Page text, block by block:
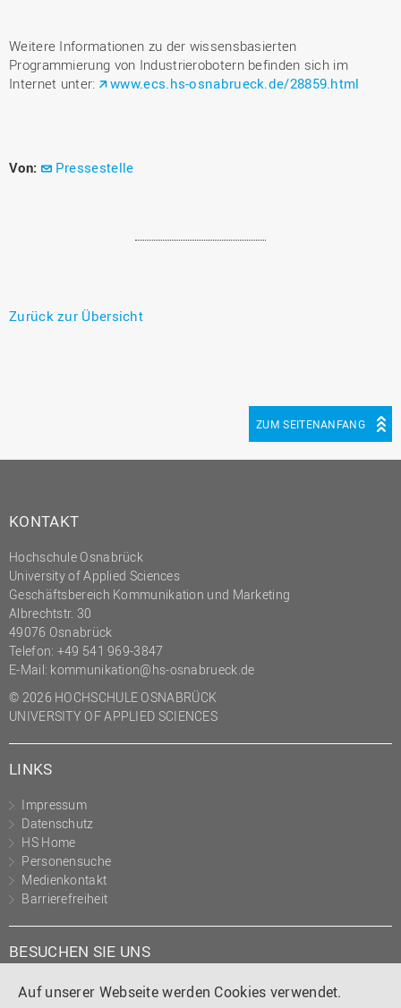
Auf unserer Webseite werden Cookies verwendet.
Weitere Informationen zu der wissensbasierten
Programmierung von Industrierobotern befinden sich im
Internet unter:
www.ecs.hs-osnabrueck.de/28859.html
Von: Pressestelle
Zurück zur Übersicht
ZUM SEITENANFANG
KONTAKT
Hochschule Osnabrück
University of Applied Sciences
Geschäftsbereich Kommunikation und Marketing
Albrechtstr. 30
49076 Osnabrück
Telefon: +49 541 969-3847
E-Mail: kommunikation@hs-osnabrueck.de
© 2026 HOCHSCHULE OSNABRÜCK
UNIVERSITY OF APPLIED SCIENCES
LINKS
Impressum
Datenschutz
HS Home
Personensuche
Medienkontakt
Barrierefreiheit
BESUCHEN SIE UNS
Instagram
TiktokLinkedIn
YouTube
Facebook